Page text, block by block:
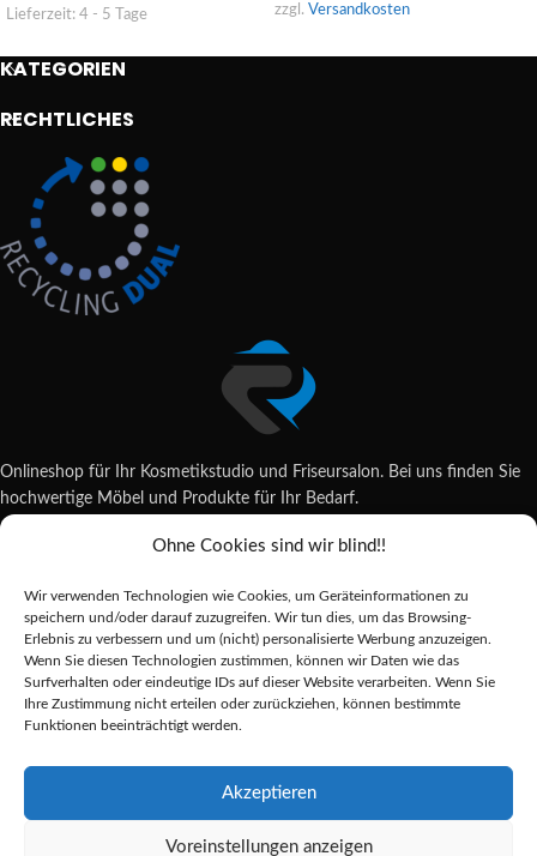
Ohne Cookies sind wir blind!!
Wir verwenden Technologien wie Cookies, um Geräteinformationen zu
speichern und/oder darauf zuzugreifen. Wir tun dies, um das Browsing-
Erlebnis zu verbessern und um (nicht) personalisierte Werbung anzuzeigen.
Wenn Sie diesen Technologien zustimmen, können wir Daten wie das
Surfverhalten oder eindeutige IDs auf dieser Website verarbeiten. Wenn Sie
Ihre Zustimmung nicht erteilen oder zurückziehen, können bestimmte
Funktionen beeinträchtigt werden.
Akzeptieren
Voreinstellungen anzeigen
Lieferzeit: 4 - 5 Tage zzgl. Versandkosten
KATEGORIEN
RECHTLICHES
Onlineshop für Ihr Kosmetikstudio und Friseursalon. Bei uns finden Sie
hochwertige Möbel und Produkte für Ihr Bedarf.
Wildsachsener Str. 6, 65207 Wiesbaden
shop@reda-shop.de
REDA SHOP - Hochwertige Studio Ausstattung
2025.
Alle Preise inkl. der gesetzlichen MwSt.
Die durchgestrichenen Preise entsprechen dem bisherigen Preis in diesem
Online-Shop.